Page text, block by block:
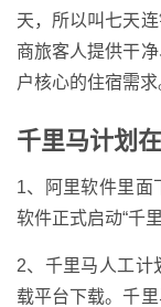
天，所以叫七天
商旅客人提供干
户核心的住宿需求
千里马计划
1、阿里软件里面
软件正式启动“千
2、千里马人工计
载平台下载。千